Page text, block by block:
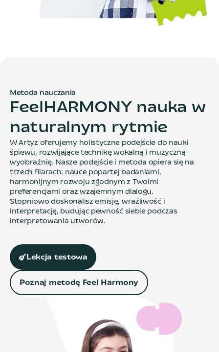
Metoda nauczania
FeelHARMONY nauka w
naturalnym rytmie
W Artyz oferujemy holistyczne podejście do nauki
śpiewu, rozwijające technikę wokalną i muzyczną
wyobraźnię. Nasze podejście i metoda opiera się na
trzech filarach: nauce popartej badaniami,
harmonijnym rozwoju zgodnym z Twoimi
preferencjami oraz wzajemnym dialogu.
Stopniowo doskonalisz emisję, wrażliwość i
interpretację, budując pewność siebie podczas
interpretowania utworów.
Lekcja testowa
Poznaj metodę Feel Harmony